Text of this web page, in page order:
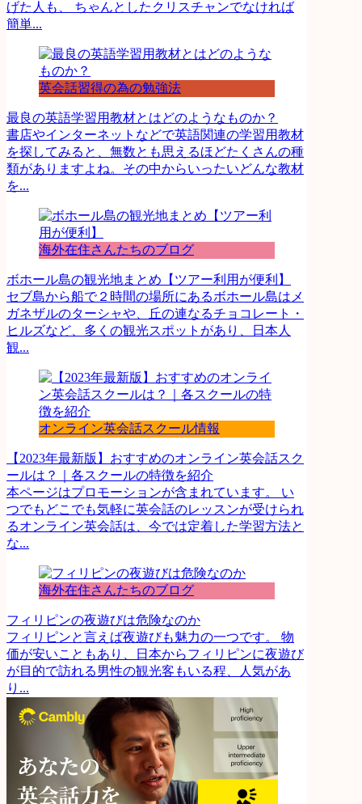
げた人も、 ちゃんとしたクリスチャンでなければ
簡単...
英会話習得の為の勉強法
最良の英語学習用教材とはどのようなものか？
書店やインターネットなどで英語関連の学習用教材
を探してみると、無数とも思えるほどたくさんの種
類がありますよね。その中からいったいどんな教材
を...
海外在住さんたちのブログ
ボホール島の観光地まとめ【ツアー利用が便利】
セブ島から船で２時間の場所にあるボホール島はメ
ガネザルのターシャや、丘の連なるチョコレート・
ヒルズなど、多くの観光スポットがあり、日本人
観...
オンライン英会話スクール情報
【2023年最新版】おすすめのオンライン英会話スク
ールは？｜各スクールの特徴を紹介
本ページはプロモーションが含まれています。 い
つでもどこでも気軽に英会話のレッスンが受けられ
るオンライン英会話は、今では定着した学習方法と
な...
海外在住さんたちのブログ
フィリピンの夜遊びは危険なのか
フィリピンと言えば夜遊びも魅力の一つです。 物
価が安いこともあり、日本からフィリピンに夜遊び
が目的で訪れる男性の観光客もいる程、人気があ
り...